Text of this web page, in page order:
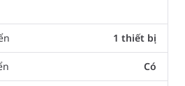
1 thiết bị
Có